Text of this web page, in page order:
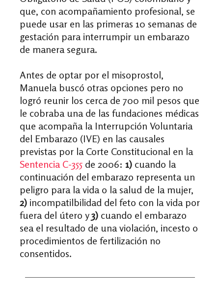
que, con acompañamiento profesional, se
puede usar en las primeras 10 semanas de
gestación para interrumpir un embarazo
de manera segura.
Antes de optar por el misoprostol,
Manuela buscó otras opciones pero no
logró reunir los cerca de 700 mil pesos que
le cobraba una de las fundaciones médicas
que acompaña la Interrupción Voluntaria
del Embarazo (IVE) en las causales
previstas por la Corte Constitucional en la
Sentencia C-355 de 2006: 1) cuando la
continuación del embarazo representa un
peligro para la vida o la salud de la mujer,
2) incompatilbilidad del feto con la vida por
fuera del útero y3) cuando el embarazo
sea el resultado de una violación, incesto o
procedimientos de fertilización no
consentidos.